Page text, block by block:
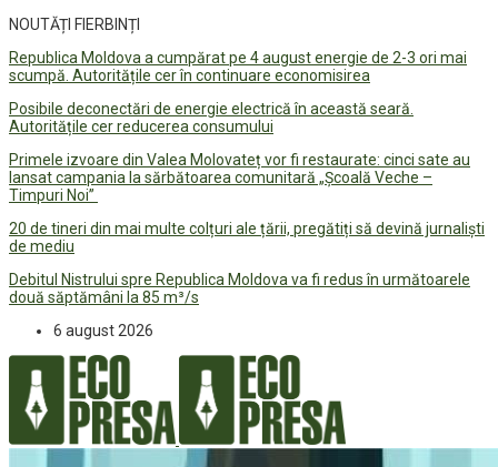
NOUTĂȚI FIERBINȚI
Republica Moldova a cumpărat pe 4 august energie de 2-3 ori mai
scumpă. Autoritățile cer în continuare economisirea
Posibile deconectări de energie electrică în această seară.
Autoritățile cer reducerea consumului
Primele izvoare din Valea Molovateț vor fi restaurate: cinci sate au
lansat campania la sărbătoarea comunitară „Școală Veche –
Timpuri Noi”
20 de tineri din mai multe colțuri ale țării, pregătiți să devină jurnaliști
de mediu
Debitul Nistrului spre Republica Moldova va fi redus în următoarele
două săptămâni la 85 m³/s
6 august 2026